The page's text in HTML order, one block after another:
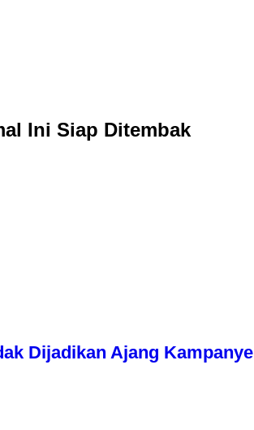
Ini Siap Ditembak
Dijadikan Ajang Kampanye